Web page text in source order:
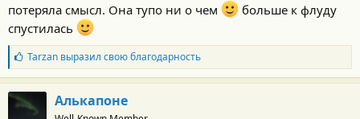
потеряла смысл. Она тупо ни о чем
больше к флуду
спустилась
Б
л
а
г
о
Tarzanвыразил свою благодарность
Алькапоне